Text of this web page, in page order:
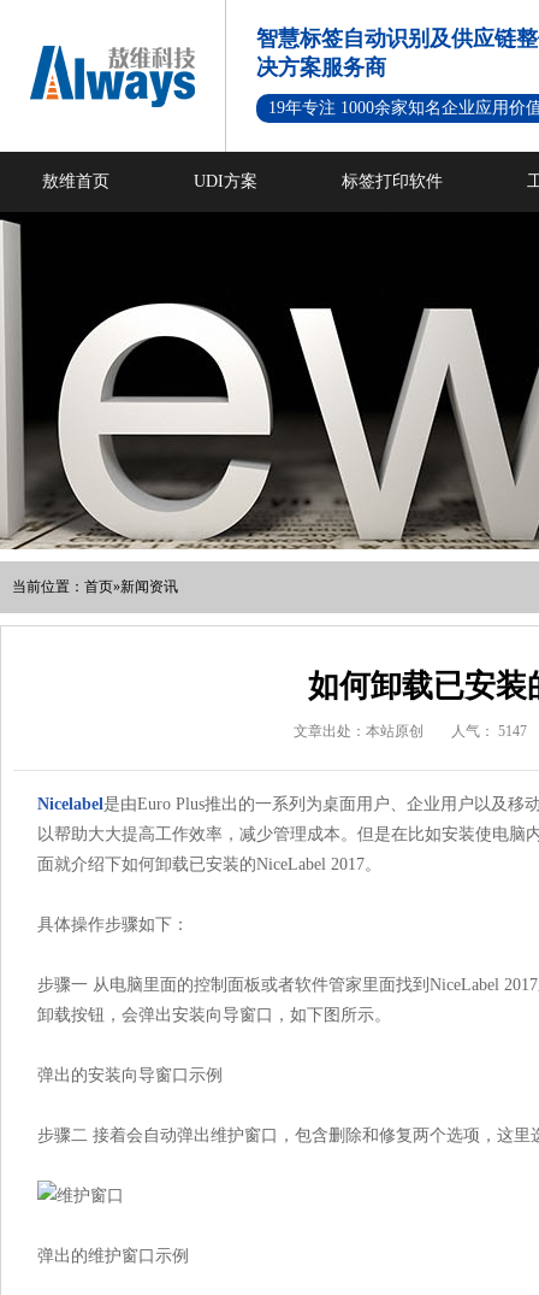
智慧标签自动识别及供应链
决方案服务商
19年专注 1000余家知名企业应用价
敖维首页 UDI方案 标签打印软件
当前位置： 首页»新闻资讯
如何卸载已安装
文章出处：本站原创 人气： 5147
Nicelabel是由Euro Plus推出的一系列为桌面用户、企业用户以及
以帮助大大提高工作效率，减少管理成本。但是在比如安装使电
面就介绍下如何卸载已安装的NiceLabel 2017。
具体操作步骤如下：
步骤一 从电脑里面的控制面板或者软件管家里面找到NiceLabel
卸载按钮，会弹出安装向导窗口，如下图所示。
弹出的安装向导窗口示例
步骤二 接着会自动弹出维护窗口，包含删除和修复两个选项，这里
弹出的维护窗口示例